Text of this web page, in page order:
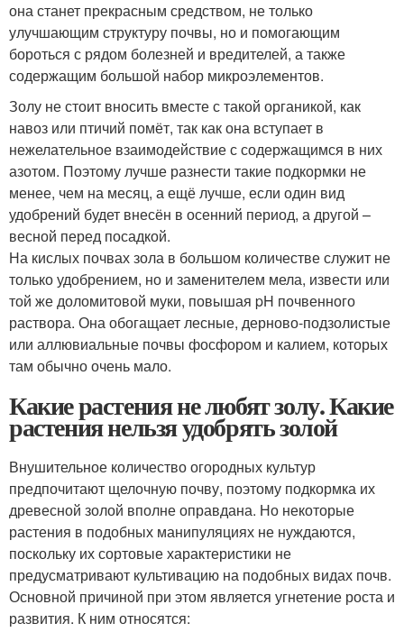
она станет прекрасным средством, не только
улучшающим структуру почвы, но и помогающим
бороться с рядом болезней и вредителей, а также
содержащим большой набор микроэлементов.
Золу не стоит вносить вместе с такой органикой, как
навоз или птичий помёт, так как она вступает в
нежелательное взаимодействие с содержащимся в них
азотом. Поэтому лучше разнести такие подкормки не
менее, чем на месяц, а ещё лучше, если один вид
удобрений будет внесён в осенний период, а другой –
весной перед посадкой.
На кислых почвах зола в большом количестве служит не
только удобрением, но и заменителем мела, извести или
той же доломитовой муки, повышая pH почвенного
раствора. Она обогащает лесные, дерново-подзолистые
или аллювиальные почвы фосфором и калием, которых
там обычно очень мало.
Какие растения не любят золу. Какие
растения нельзя удобрять золой
Внушительное количество огородных культур
предпочитают щелочную почву, поэтому подкормка их
древесной золой вполне оправдана. Но некоторые
растения в подобных манипуляциях не нуждаются,
поскольку их сортовые характеристики не
предусматривают культивацию на подобных видах почв.
Основной причиной при этом является угнетение роста и
развития. К ним относятся: